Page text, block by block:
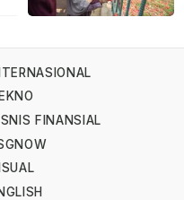
FINANSIAL